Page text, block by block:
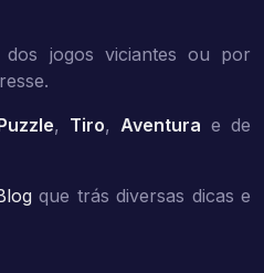
dos jogos viciantes ou por
, Tiro, Aventura e de
que trás diversas dicas e